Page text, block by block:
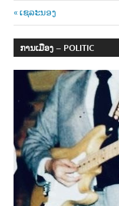
Post
navigation
Previous
Post:
ເຊລະນອງ
ການເມືອງ – POLITIC